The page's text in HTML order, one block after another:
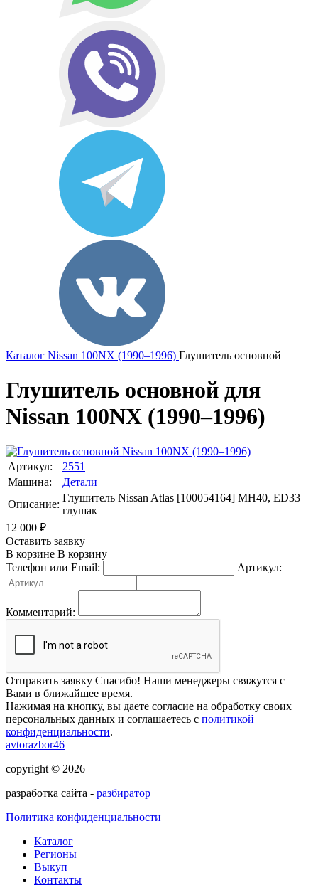
Каталог Nissan 100NX (1990–1996) Глушитель основной
Глушитель основной для
Nissan 100NX (1990–1996)
Артикул:
2551
Машина:
Детали
Описание:
Глушитель Nissan Atlas [100054164] MH40, ED33
глушак
12 000 ₽
Оставить заявку
В корзине В корзину
Телефон или Email:
Артикул:
Комментарий:
Отправить заявку Спасибо! Наши менеджеры свяжутся с
Вами в ближайшее время.
Нажимая на кнопку, вы даете согласие на обработку своих
персональных данных и соглашаетесь с политикой
конфиденциальности.
avtorazbor46
copyright © 2026
разработка сайта - разбиратор
Политика конфиденциальности
Каталог
Регионы
Выкуп
Контакты